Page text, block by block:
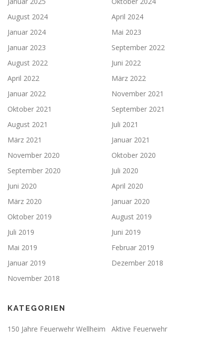
August 2024
April 2024
Januar 2024
Mai 2023
Januar 2023
September 2022
August 2022
Juni 2022
April 2022
März 2022
Januar 2022
November 2021
Oktober 2021
September 2021
August 2021
Juli 2021
März 2021
Januar 2021
November 2020
Oktober 2020
September 2020
Juli 2020
Juni 2020
April 2020
März 2020
Januar 2020
Oktober 2019
August 2019
Juli 2019
Juni 2019
Mai 2019
Februar 2019
Januar 2019
Dezember 2018
November 2018
KATEGORIEN
150 Jahre Feuerwehr Wellheim
Aktive Feuerwehr